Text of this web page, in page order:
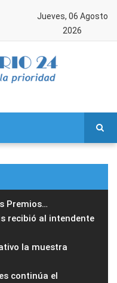
Jueves, 06 Agosto
2026
Premios…
recibió al intendente
la muestra
continúa el